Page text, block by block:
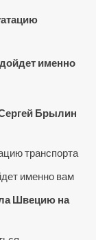
именно
Брылин
транспорта
именно вам
Швецию на